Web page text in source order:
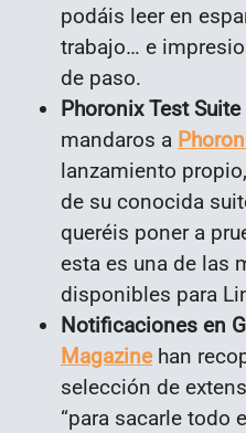
podáis leer en
trabajo… e
de paso.
Phoronix Test
mandaros a
lanzamiento
de su conocida
queréis poner a
esta es una de las
disponibles para
Notificaciones en
Magazinehan
selección de
“para sacarle todo